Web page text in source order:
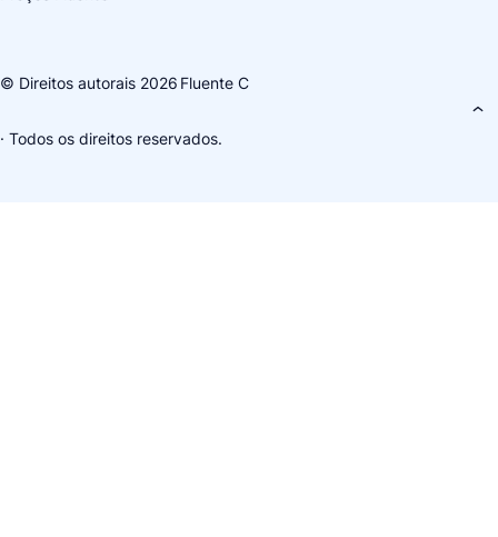
© Direitos autorais 2026 Fluente C
· Todos os direitos reservados.